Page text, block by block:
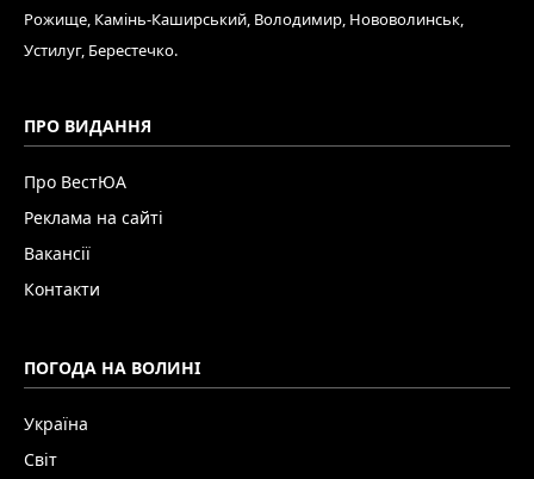
Рожище, Камінь-Каширський, Володимир, Нововолинськ,
Устилуг, Берестечко.
ПРО ВИДАННЯ
Про ВестЮА
Реклама на сайті
Вакансії
Контакти
ПОГОДА НА ВОЛИНІ
Україна
Світ